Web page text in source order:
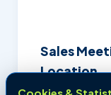
Sales
Location